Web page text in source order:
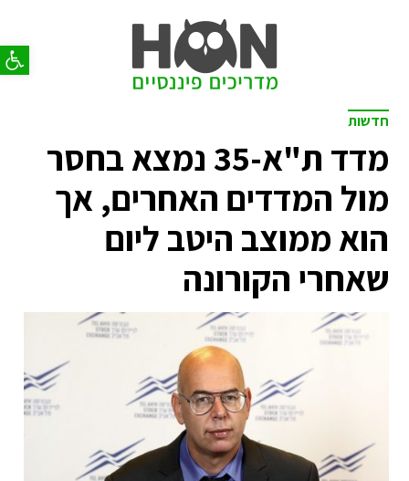
פתח
חדשות
מדד ת"א-35 נמצא בחסר
מול המדדים האחרים, אך
הוא ממוצב היטב ליום
שאחרי הקורונה